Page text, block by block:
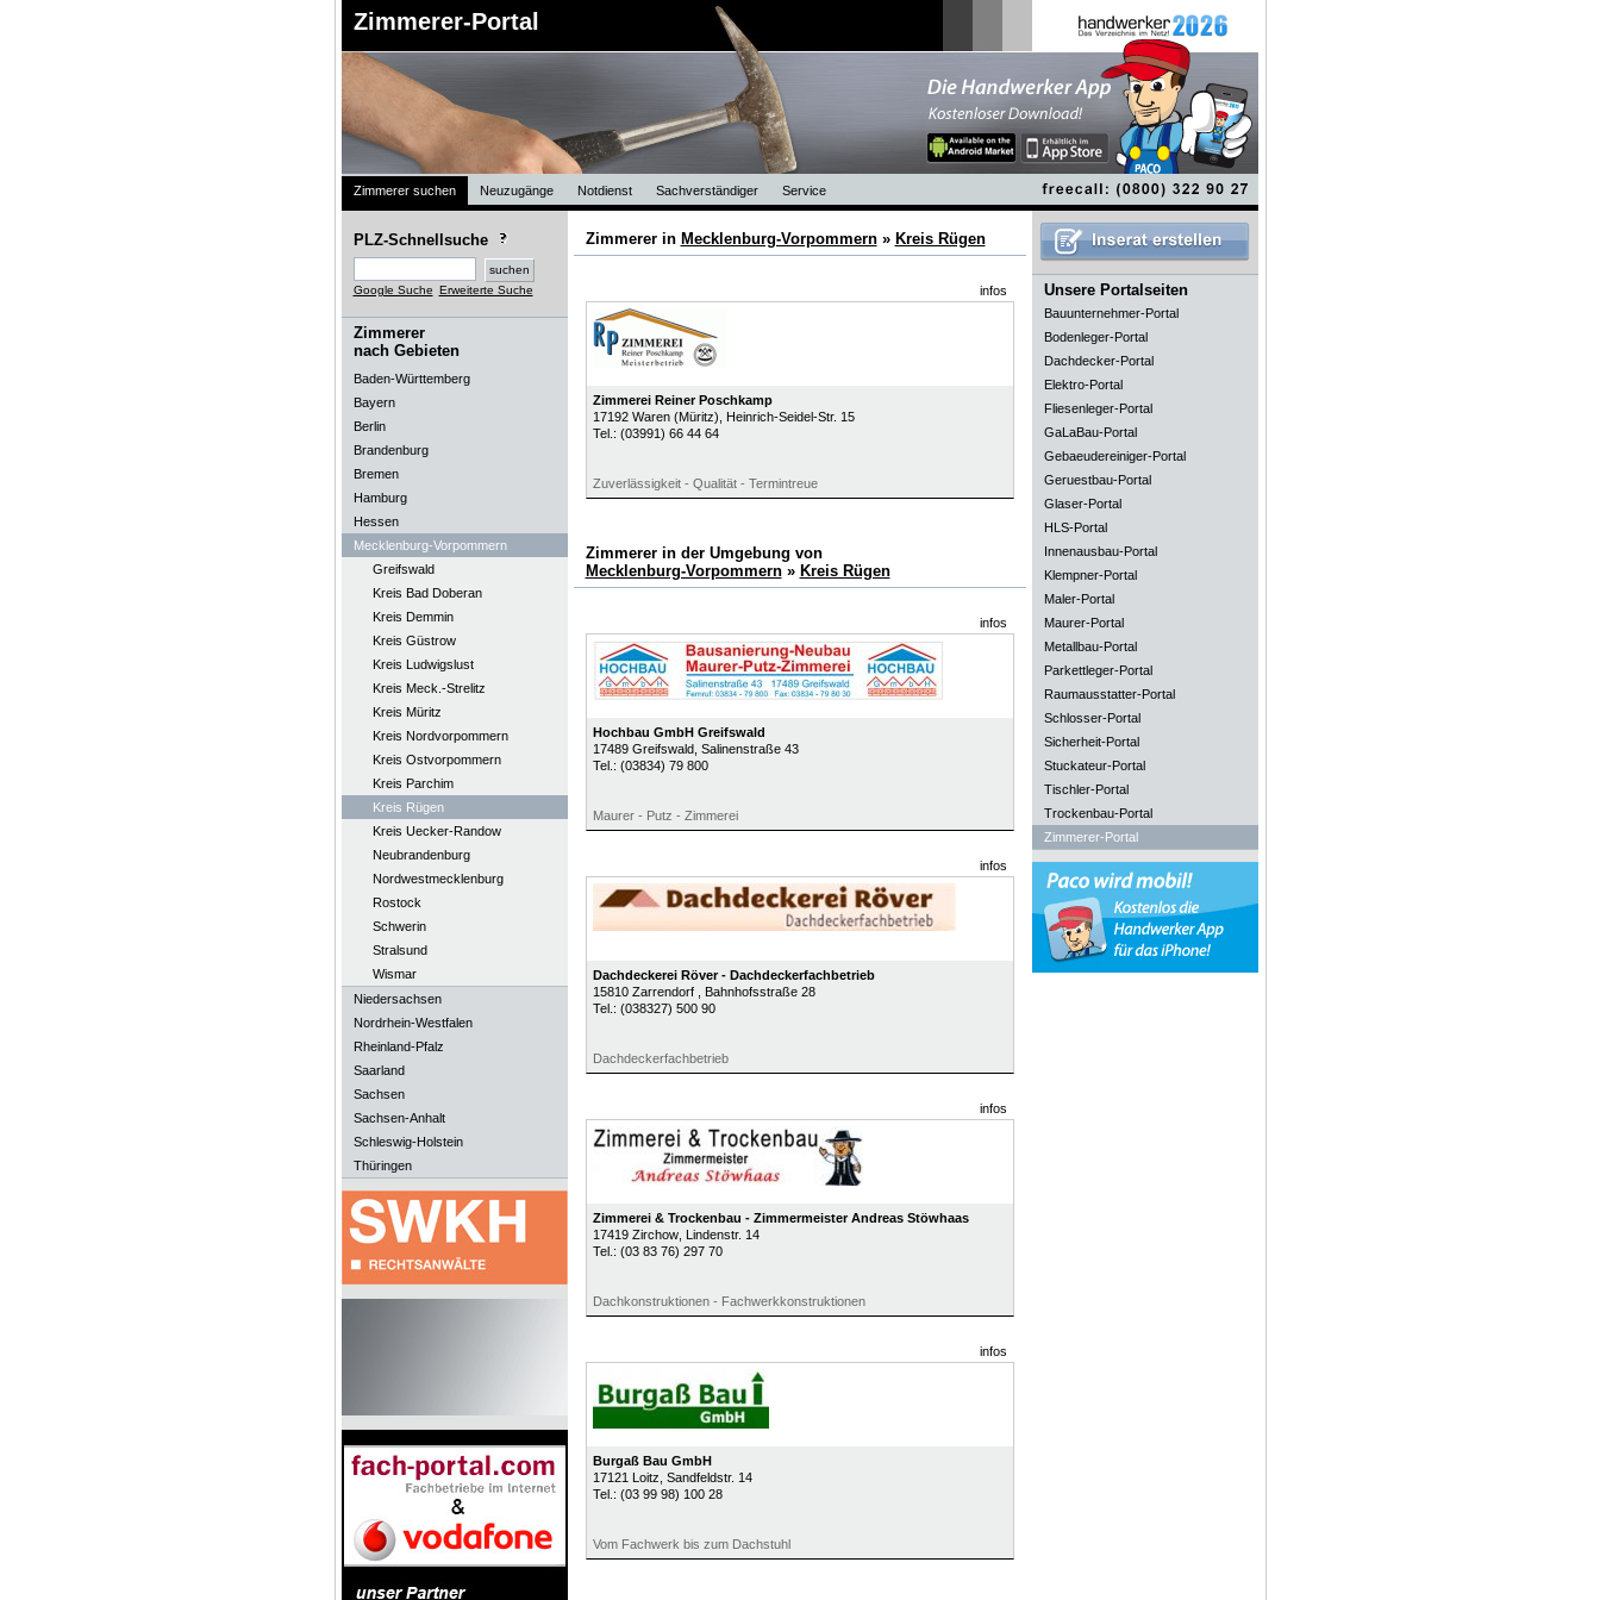
Zimmerer-Portal
Zimmerer suchen Neuzugänge Notdienst Sachverständiger Service
PLZ-Schnellsuche
Google Suche Erweiterte Suche
Zimmerer
nach Gebieten
Baden-Württemberg
Bayern
Berlin
Brandenburg
Bremen
Hamburg
Hessen
Mecklenburg-Vorpommern
Greifswald
Kreis Bad Doberan
Kreis Demmin
Kreis Güstrow
Kreis Ludwigslust
Kreis Meck.-Strelitz
Kreis Müritz
Kreis Nordvorpommern
Kreis Ostvorpommern
Kreis Parchim
Kreis Rügen
Kreis Uecker-Randow
Neubrandenburg
Nordwestmecklenburg
Rostock
Schwerin
Stralsund
Wismar
Niedersachsen
Nordrhein-Westfalen
Rheinland-Pfalz
Saarland
Sachsen
Sachsen-Anhalt
Schleswig-Holstein
Thüringen
Zimmerer in Mecklenburg-Vorpommern» Kreis Rügen
infos
Zimmerei Reiner Poschkamp
17192 Waren (Müritz) , Heinrich-Seidel-Str. 15
Tel.: (03991) 66 44 64
Zuverlässigkeit - Qualität - Termintreue
Zimmerer in der Umgebung von
Mecklenburg-Vorpommern» Kreis Rügen
infos
Hochbau GmbH Greifswald
17489 Greifswald, Salinenstraße 43
Tel.: (03834) 79 800
Maurer - Putz - Zimmerei
infos
Dachdeckerei Röver - Dachdeckerfachbetrieb
15810 Zarrendorf
, Bahnhofsstraße 28
Tel.: (038327) 500 90
Dachdeckerfachbetrieb
infos
Zimmerei & Trockenbau - Zimmermeister Andreas Stöwhaas
17419 Zirchow, Lindenstr. 14
Tel.: (03 83 76) 297 70
Dachkonstruktionen - Fachwerkkonstruktionen
infos
Burgaß Bau GmbH
17121 Loitz , Sandfeldstr. 14
Tel.: (03 99 98) 100 28
Vom Fachwerk bis zum Dachstuhl
Unsere Portalseiten
Bauunternehmer-Portal
Bodenleger-Portal
Dachdecker-Portal
Elektro-Portal
Fliesenleger-Portal
GaLaBau-Portal
Gebaeudereiniger-Portal
Geruestbau-Portal
Glaser-Portal
HLS-Portal
Innenausbau-Portal
Klempner-Portal
Maler-Portal
Maurer-Portal
Metallbau-Portal
Parkettleger-Portal
Raumausstatter-Portal
Schlosser-Portal
Sicherheit-Portal
Stuckateur-Portal
Tischler-Portal
Trockenbau-Portal
Zimmerer-Portal